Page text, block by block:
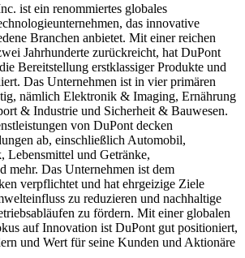
ist ein renommiertes globales
das innovative
Branchen anbietet. Mit einer reichen
Jahrhunderte zurückreicht, hat DuPont
Bereitstellung erstklassiger Produkte und
Das Unternehmen ist in vier primären
nämlich Elektronik & Imaging, Ernährung
& Industrie und Sicherheit & Bauwesen.
von DuPont decken
ab, einschließlich Automobil,
Lebensmittel und Getränke,
mehr. Das Unternehmen ist dem
verpflichtet und hat ehrgeizige Ziele
zu reduzieren und nachhaltige
zu fördern. Mit einer globalen
auf Innovation ist DuPont gut positioniert,
und Wert für seine Kunden und Aktionäre